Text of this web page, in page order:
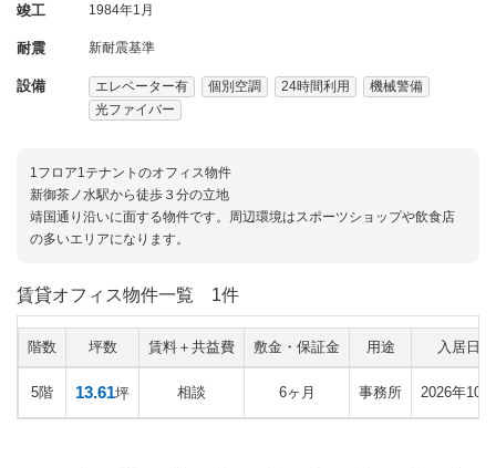
竣工 1984年1月
耐震 新耐震基準
設備 エレベーター有 個別空調 24時間利用
機械警備
光ファイバー
1フロア1テナントのオフィス物件
新御茶ノ水駅から徒歩３分の立地
靖国通り沿いに面する物件です。周辺環境はスポーツショップや飲食店
の多いエリアになります。
賃貸オフィス物件一覧 1件
階数 坪数 賃料＋共益費 敷金・保証金 用途 入居日
5階 13.61坪 相談 6ヶ月 事務所 2026年10月